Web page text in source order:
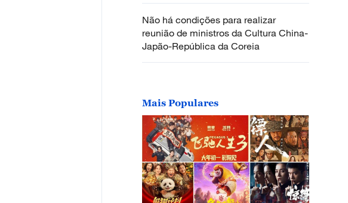
Não há condições para realizar
reunião de ministros da Cultura China-
Japão-República da Coreia
Mais Populares